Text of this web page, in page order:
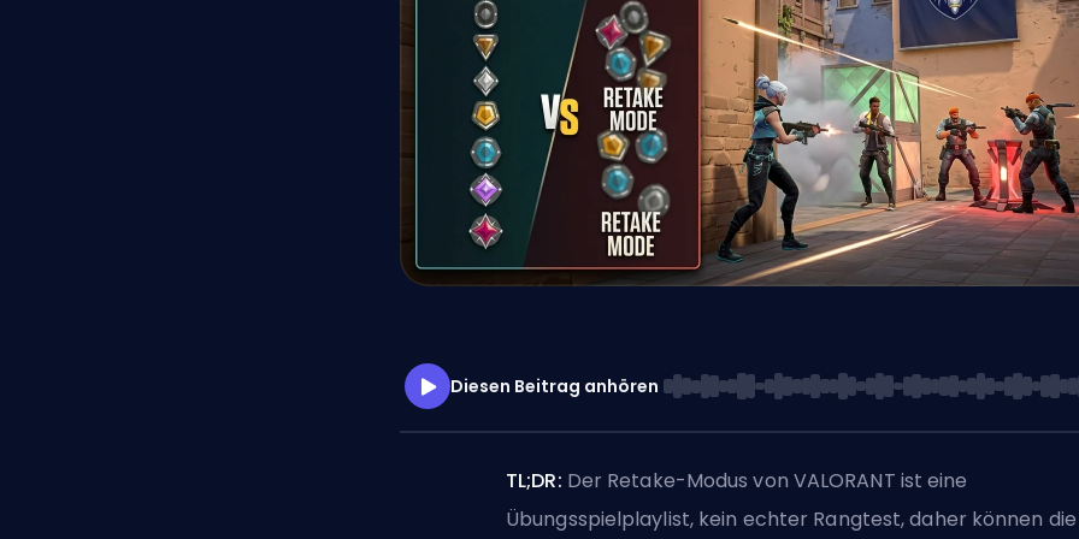
Diesen Beitrag anhören
TL;DR: Der Retake-Modus von VALORANT ist eine
Übungsspielplaylist, kein echter Rangtest, daher können die